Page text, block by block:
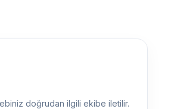
doğrudan ilgili ekibe iletilir.